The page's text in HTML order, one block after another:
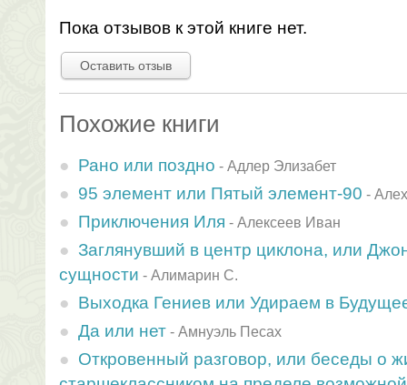
Пока отзывов к этой книге нет.
Оставить отзыв
Похожие книги
Рано или поздно - Адлер Элизабет
95 элемент или Пятый элемент-90 -
Приключения Иля - Алексеев Иван
Заглянувший в центр циклона, или
сущности - Алимарин С.
Выходка Гениев или Удираем в
Да или нет - Амнуэль Песах
Откровенный разговор, или беседы о